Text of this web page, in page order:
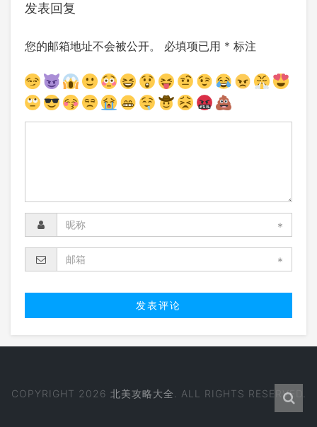
发表回复
您的邮箱地址不会被公开。 必填项已用 * 标注
*
*
COPYRIGHT 2026 北美攻略大全 . ALL RIGHTS RESERVED.